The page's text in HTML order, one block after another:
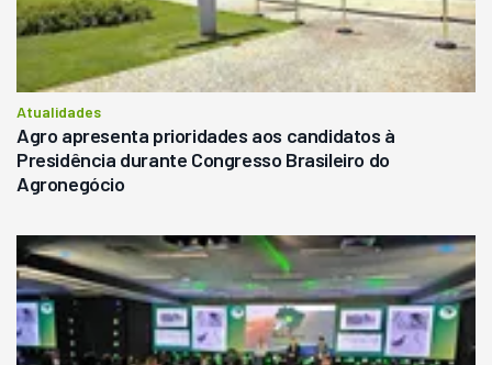
Atualidades
Agro apresenta prioridades aos candidatos à
Presidência durante Congresso Brasileiro do
Agronegócio